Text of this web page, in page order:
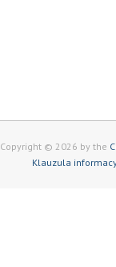
Copyright © 2026 by the
Klauzula